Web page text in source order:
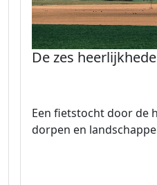
De zes
Een fietstocht door de
dorpen en